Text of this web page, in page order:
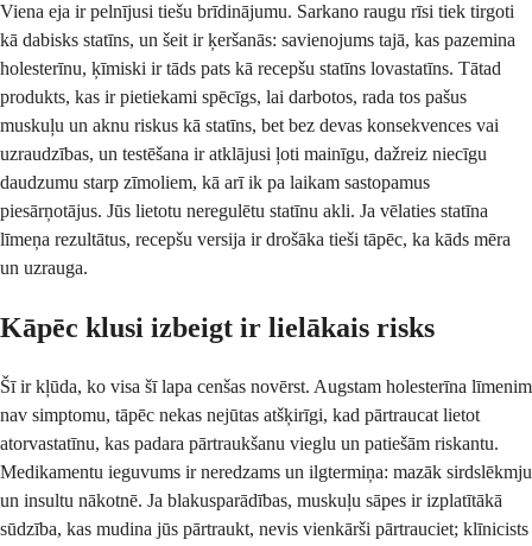
Viena eja ir pelnījusi tiešu brīdinājumu. Sarkano raugu rīsi tiek tirgoti
kā dabisks statīns, un šeit ir ķeršanās: savienojums tajā, kas pazemina
holesterīnu, ķīmiski ir tāds pats kā recepšu statīns lovastatīns. Tātad
produkts, kas ir pietiekami spēcīgs, lai darbotos, rada tos pašus
muskuļu un aknu riskus kā statīns, bet bez devas konsekvences vai
uzraudzības, un testēšana ir atklājusi ļoti mainīgu, dažreiz niecīgu
daudzumu starp zīmoliem, kā arī ik pa laikam sastopamus
piesārņotājus. Jūs lietotu neregulētu statīnu akli. Ja vēlaties statīna
līmeņa rezultātus, recepšu versija ir drošāka tieši tāpēc, ka kāds mēra
un uzrauga.
Kāpēc klusi izbeigt ir lielākais risks
Šī ir kļūda, ko visa šī lapa cenšas novērst. Augstam holesterīna līmenim
nav simptomu, tāpēc nekas nejūtas atšķirīgi, kad pārtraucat lietot
atorvastatīnu, kas padara pārtraukšanu vieglu un patiešām riskantu.
Medikamentu ieguvums ir neredzams un ilgtermiņa: mazāk sirdslēkmju
un insultu nākotnē. Ja blakusparādības, muskuļu sāpes ir izplatītākā
sūdzība, kas mudina jūs pārtraukt, nevis vienkārši pārtrauciet; klīnicists